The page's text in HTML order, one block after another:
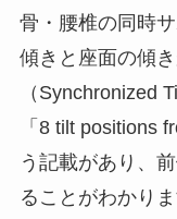
骨・腰椎の同時
傾きと座面の傾
（Synchronized
「8 tilt positions
う記載があり、
ることがわかり